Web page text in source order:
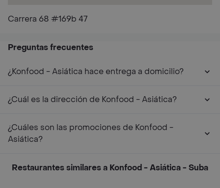
Carrera 68 #169b 47
Preguntas frecuentes
¿Konfood - Asiática hace entrega a domicilio?
¿Cuál es la dirección de Konfood - Asiática?
¿Cuáles son las promociones de Konfood -
Asiática?
Restaurantes similares a Konfood - Asiática - Suba